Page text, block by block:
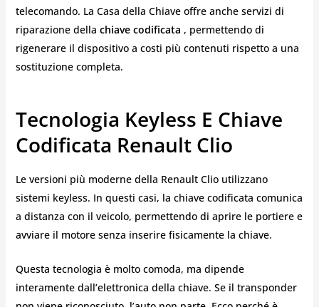
telecomando. La Casa della Chiave offre anche servizi di
riparazione della chiave codificata , permettendo di
rigenerare il dispositivo a costi più contenuti rispetto a una
sostituzione completa.
Tecnologia Keyless E Chiave
Codificata Renault Clio
Le versioni più moderne della Renault Clio utilizzano
sistemi keyless. In questi casi, la chiave codificata comunica
a distanza con il veicolo, permettendo di aprire le portiere e
avviare il motore senza inserire fisicamente la chiave.
Questa tecnologia è molto comoda, ma dipende
interamente dall’elettronica della chiave. Se il transponder